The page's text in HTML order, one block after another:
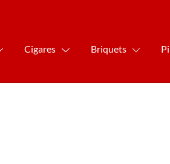
Cigares Briquets